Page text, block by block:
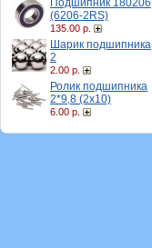
Подшипник 180206
(6206-2RS)
135.00 р.
Шарик подшипника
2
2.00 р.
Ролик подшипника
2*9,8 (2х10)
6.00 р.